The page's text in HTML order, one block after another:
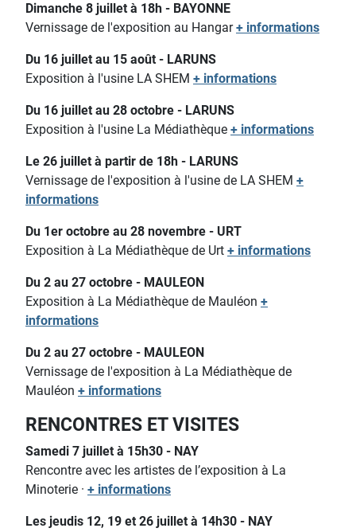
Dimanche 8 juillet à 18h - BAYONNE
Vernissage de l'exposition au Hangar+ informations
Du 16 juillet au 15 août - LARUNS
Exposition à l'usine LA SHEM + informations
Du 16 juillet au 28 octobre - LARUNS
Exposition à l'usine La Médiathèque + informations
Le 26 juillet à partir de 18h - LARUNS
Vernissage de l'exposition à l'usine de LA SHEM +
informations
Du 1er octobre au 28 novembre - URT
Exposition à La Médiathèque de Urt + informations
Du 2 au 27 octobre - MAULEON
Exposition à La Médiathèque de Mauléon +
informations
Du 2 au 27 octobre - MAULEON
Vernissage de l'exposition à La Médiathèque de
Mauléon + informations
RENCONTRES ET VISITES
Samedi 7 juillet à 15h30 - NAY
Rencontre avec les artistes de l’exposition à La
Minoterie · + informations
Les jeudis 12, 19 et 26 juillet à 14h30 - NAY